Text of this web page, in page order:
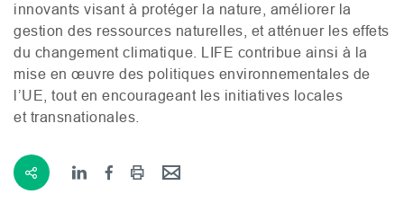
innovants visant à protéger la nature, améliorer la
gestion des ressources naturelles, et atténuer les effets
du changement climatique. LIFE contribue ainsi à la
mise en œuvre des politiques environnementales de
l’UE , tout en encourageant les initiatives locales
et transnationales.